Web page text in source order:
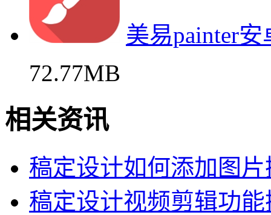
美易painter
72.77MB
相关资讯
稿定设计如何添加图
稿定设计视频剪辑功